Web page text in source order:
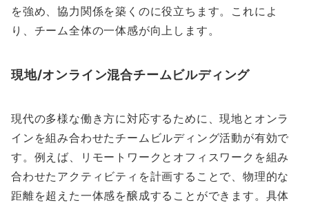
を強め、協力関係を築くのに役立ちます。これによ
り、チーム全体の一体感が向上します。
現地/オンライン混合チームビルディング
現代の多様な働き方に対応するために、現地とオンラ
インを組み合わせたチームビルディング活動が有効で
す。例えば、リモートワークとオフィスワークを組み
合わせたアクティビティを計画することで、物理的な
距離を超えた一体感を醸成することができます。具体